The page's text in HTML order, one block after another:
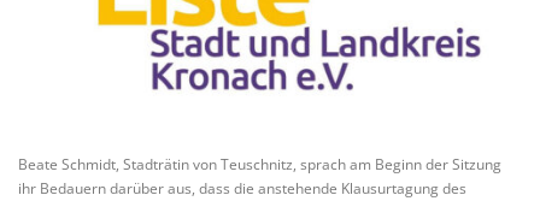
Beate Schmidt, Stadträtin von Teuschnitz, sprach am Beginn der Sitzung
ihr Bedauern darüber aus, dass die anstehende Klausurtagung des